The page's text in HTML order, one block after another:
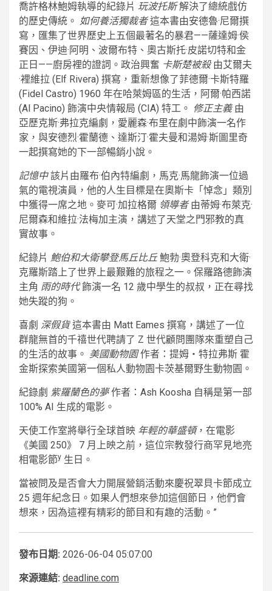
喬許格林鮑姆執導的紀錄片 玩波托斯解決了總統戲仿
的歷史傳統。 如何養活獨裁者這本書由安德魯·尼爾撰
寫，匯集了世界歷史上五個最著名的暴君——薩達姆·侯
賽因、伊迪·阿明、波爾布特、奧古斯托·皮諾切特和金
正日——廚房裡的證詞。政治興奮 卡斯楚被殺由艾爾夫
·裡維拉 (Elf Rivera) 撰寫，重新想像了菲德爾·卡斯特羅
(Fidel Castro) 1960 年在哈萊姆區的生活，阿爾·帕西諾
(Al Pacino) 飾演中央情報局 (CIA) 特工。 修正主義由
亞歷克斯·弗拉克編劇，愛麗森·布里在劇中飾演一名作
家，與安德烈·霍蘭德、達斯汀·霍夫曼和湯姆·斯圖里奇
一起撰寫她的下一部暢銷小說。
記憶中該片由羅布·伯內特編劇，馬克·馬龍飾演一位過
氣的電視演員，他的人生目標是在奧斯卡「悼念」類別
中獲得一席之地。麥可·加拉格爾 領導者由蒂姆·布萊克·
尼爾森和維拉·法梅加主演，講述了天堂之門邪教的真
實故事。
紀錄片 鮑伯和大衛攀登馬丘比丘鮑勃·奧登科克和大衛·
克羅斯踏上了世界上最艱難的旅程之一。保羅路德飾演
主角 雨的時代飾演一名 12 歲中學生的叔叔，正在尋找
她失蹤的狗。
喜劇 深假貨這本書由 Matt Eames 撰寫，講述了一位
群龍無首的千禧世代聘請了 Z 世代顧問團隊來重塑自己
的生活的故事。 美國動物園作者：提姆‧特拉弗斯 霍
金斯探索美國第一個私人動物園卡茨基爾野生動物園。
紀錄劇 紫羅蘭色的夢作者：Ash Koosha 自稱是第一部
100% AI 生成的電影。
天使工作室將舉行全球首映 年輕的華盛頓，在電影
《美國 250》 7 月上映之前，這位宗教發行商罕見地亮
相電影節y 生日。
當被問及是否會大力開展營銷活動來慶祝翠貝卡節成立
25 週年紀念日。如果人們想來參加這個節日，他們會
想來，因為這裡有精彩的節目和有趣的活動。”
發布日期: 2026-06-04 05:07:00
來源連結: deadline.com